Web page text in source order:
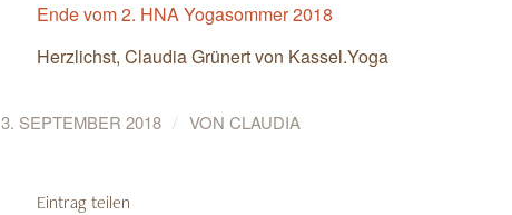
Ende vom 2. HNA Yogasommer 2018
Herzlichst, Claudia Grünert von Kassel.Yoga
3. SEPTEMBER 2018 / VON CLAUDIA
Eintrag teilen